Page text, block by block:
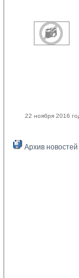
22 ноября 2016
Архив новостей